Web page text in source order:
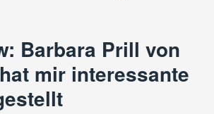
Barbara Prill von
mir interessante